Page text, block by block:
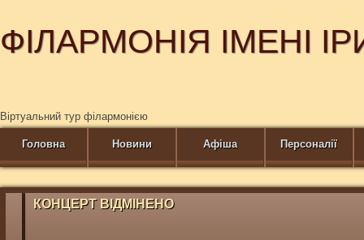
ФІЛАРМОНІЯ ІМЕНІ
Віртуальний тур філармонією
Головна Новини Афіша Персоналії
КОНЦЕРТ ВІДМІНЕНО